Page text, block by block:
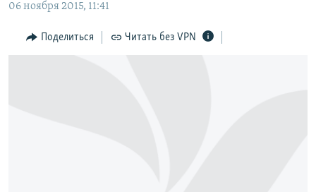
Вернутся
поиску
ИНТЕРАКТИВ
ИНФОГРАФИКА
РАДІО СВОБОДА
КАК ОБОЙТИ БЛОКИРОВКУ
06 ноября 2015, 11:41
Поделиться Читать без VPN